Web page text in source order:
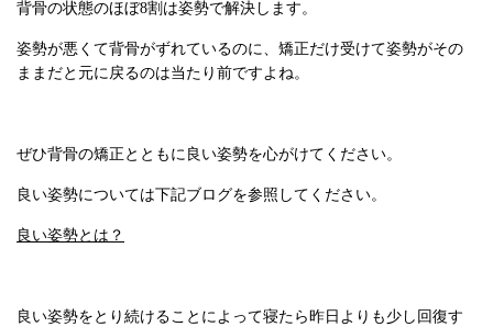
背骨の状態のほぼ8割は姿勢で解決します。
姿勢が悪くて背骨がずれているのに、矯正だけ受けて姿勢がその
ままだと元に戻るのは当たり前ですよね。
ぜひ背骨の矯正とともに良い姿勢を心がけてください。
良い姿勢については下記ブログを参照してください。
良い姿勢とは？
良い姿勢をとり続けることによって寝たら昨日よりも少し回復す